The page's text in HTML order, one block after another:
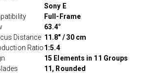
Sony E
Full-Frame
63.4°
Distance 11.8" / 30 cm
Ratio1:5.4
15 Elements in 11 Groups
11, Rounded